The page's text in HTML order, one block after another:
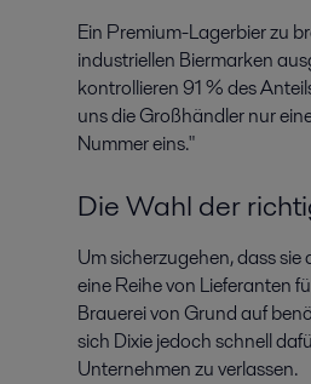
Ein Premium-Lagerbier zu
industriellen Biermarken
kontrollieren 91 % des
uns die Großhändler nur
Nummer eins."
Die Wahl der
Um sicherzugehen, dass
eine Reihe von Lieferanten
Brauerei von Grund auf
sich Dixie jedoch schnell
Unternehmen zu verlassen.